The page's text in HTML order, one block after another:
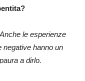
le esperienze
negative hanno un
a dirlo.